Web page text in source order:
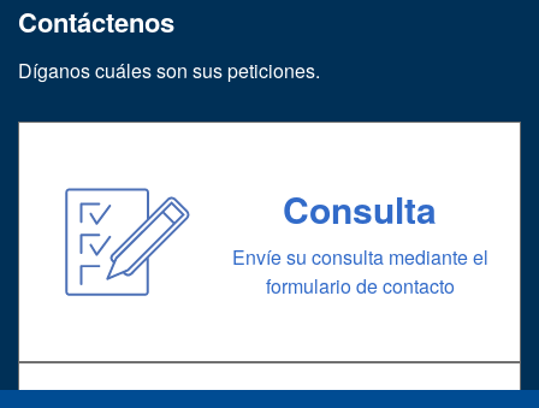
Contáctenos
Díganos cuáles son sus peticiones.
Consulta
Envíe su consulta mediante el
formulario de contacto